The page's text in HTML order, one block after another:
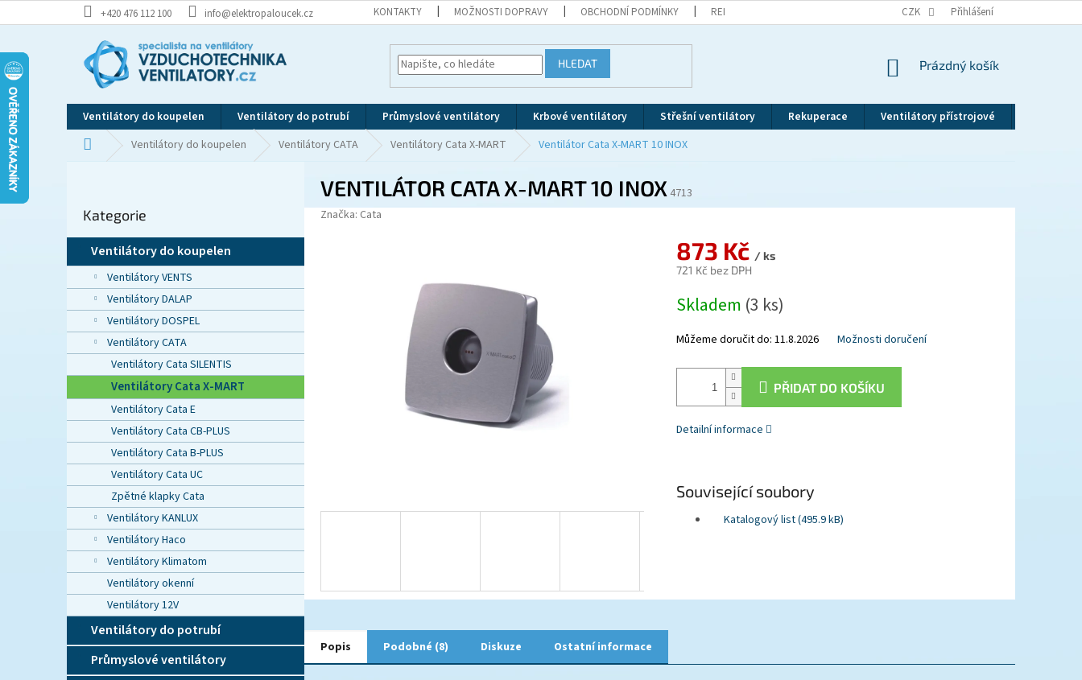
na
+420 476 112 100 info@elektropaloucek.cz KONTAKTY MOŽNOSTI DOPRAVY OBCHODNÍ PODMÍNKY REKLAMAČNÍ ŘÁD ZÁSADY OCHRANY OSOBNÍCH
CZK Přihlášení
HLEDAT
NÁKUPNÍ
Prázdný košík
Ventilátory do koupelen Ventilátory do potrubí Průmyslové ventilátory Krbové ventilátory Střešní ventilátory Rekuperace Ventilátory přístrojové
Domů Ventilátory do koupelen Ventilátory CATA Ventilátory Cata X-MART Ventilátor Cata X-MART 10 INOX
r
n
í
p
e
l
kategorie
Kategorie
Ventilátory do koupelen
Ventilátory VENTS
Ventilátory DALAP
Ventilátory DOSPEL
Ventilátory CATA
Ventilátory Cata SILENTIS
Ventilátory Cata X-MART
Ventilátory Cata E
Ventilátory Cata CB-PLUS
Ventilátory Cata B-PLUS
Ventilátory Cata UC
Zpětné klapky Cata
Ventilátory KANLUX
Ventilátory Haco
Ventilátory Klimatom
Ventilátory okenní
Ventilátory 12V
Ventilátory do potrubí
Průmyslové ventilátory
VENTILÁTOR CATA X-MART 10 INOX 4713
Značka: Cata
873 Kč / ks
721 Kč bez DPH
cena:
Skladem (3 ks)
Můžeme doručit do: 11.8.2026 Možnosti doručení
PŘIDAT DO KOŠÍKU
Detailní informace
Související soubory
Katalogový list (495.9 kB)
Popis Podobné (8) Diskuze Ostatní informace